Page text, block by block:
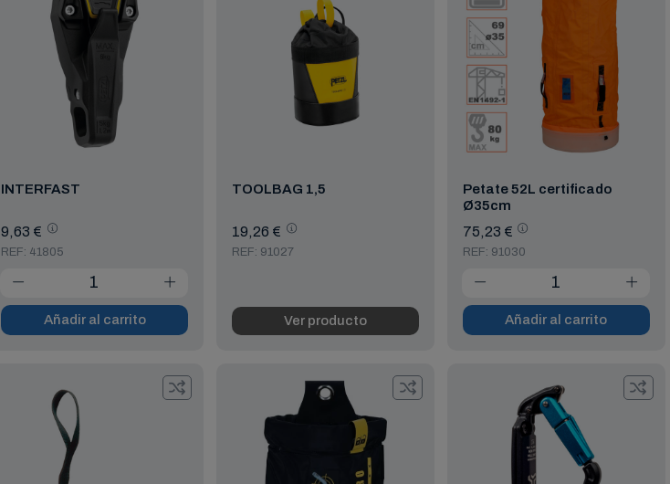
INTERFAST
9,63 €
REF: 41805
Añadir al carrito
TOOLBAG 1,5
19,26 €
REF: 91027
Ver producto
Petate 52L certificado
Ø35cm
75,23 €
REF: 91030
Añadir al carrito